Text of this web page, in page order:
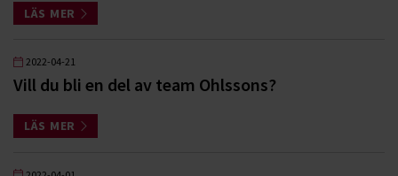
LÄS MER
2022-04-21
Vill du bli en del av team Ohlssons?
LÄS MER